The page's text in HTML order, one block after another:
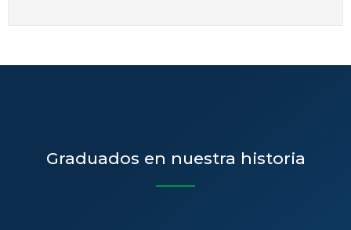
Graduados en nuestra historia